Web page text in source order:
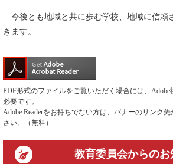
今後とも地域と共に歩む学校、地域に信頼
きます。
PDF形式のファイルをご覧いただく場合には、Adobe
必要です。
Adobe Readerをお持ちでない方は、バナーのリンク
さい。（無料）
教育委員会からのお